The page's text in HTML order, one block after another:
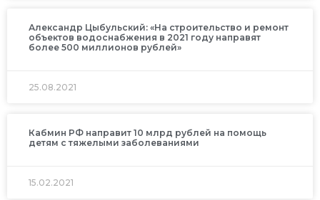
Александр Цыбульский: «На строительство и ремонт
объектов водоснабжения в 2021 году направят
более 500 миллионов рублей»
25.08.2021
Кабмин РФ направит 10 млрд рублей на помощь
детям с тяжелыми заболеваниями
15.02.2021